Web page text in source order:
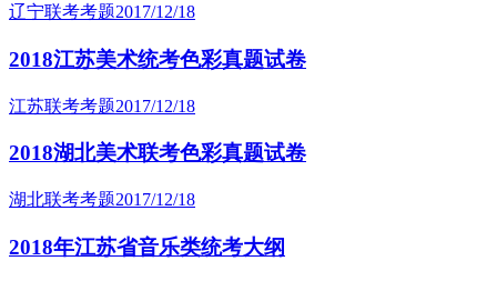
辽宁联考考题2017/12/18
2018江苏美术统考色彩真题试卷
江苏联考考题2017/12/18
2018湖北美术联考色彩真题试卷
湖北联考考题2017/12/18
2018年江苏省音乐类统考大纲